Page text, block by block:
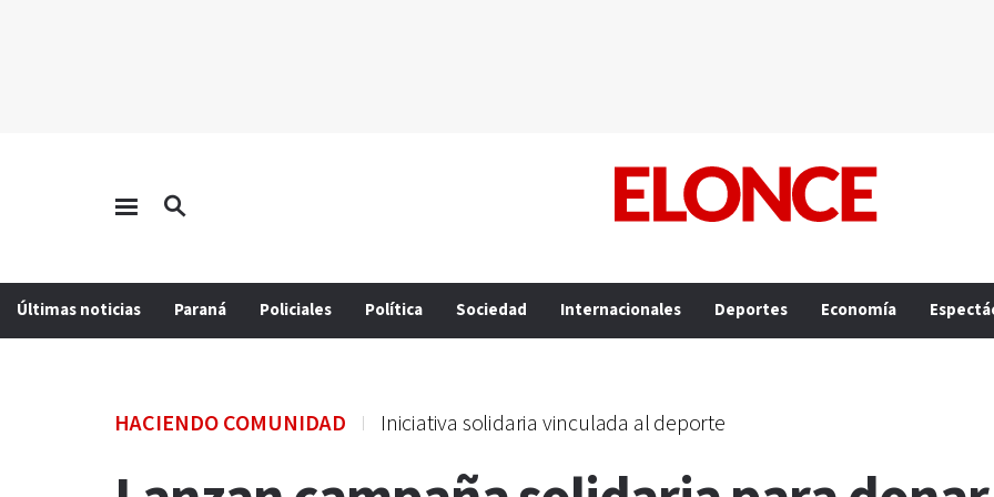
Últimas noticias Paraná Policiales Política Sociedad Internacionales Deportes Economía
HACIENDO COMUNIDAD Iniciativa solidaria vinculada al deporte